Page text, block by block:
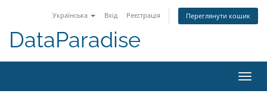
Українська Вхід Реєстрація Переглянути кошик
DataParadise